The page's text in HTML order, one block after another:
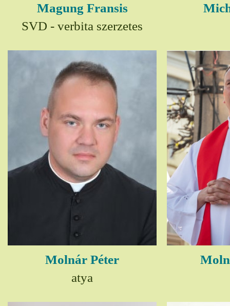
Magung Fransis
SVD - verbita szerzetes
Molnár Péter
atya